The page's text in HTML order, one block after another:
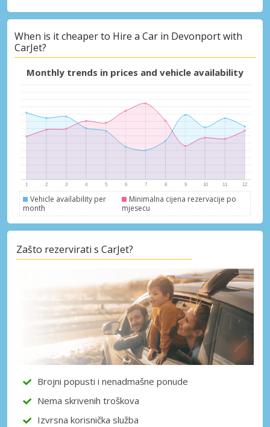
When is it cheaper to Hire a Car in Devonport with
CarJet?
Monthly trends in prices and vehicle availability
Vehicle availability per
month
Minimalna cijena rezervacije po
mjesecu
Zašto rezervirati s CarJet?
Brojni popusti i nenadmašne ponude
Nema skrivenih troškova
Izvrsna korisnička služba
Pristupite ekskluzivnim ponudama naših
dobavljača
Prijava putem eLinka